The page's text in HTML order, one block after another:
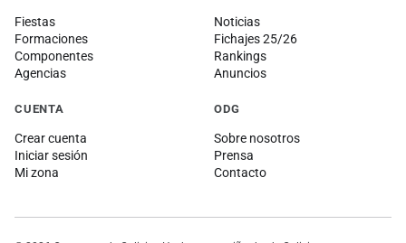
Fiestas
Formaciones
Componentes
Agencias
Noticias
Fichajes 25/26
Rankings
Anuncios
CUENTA
Crear cuenta
Iniciar sesión
Mi zona
ODG
Sobre nosotros
Prensa
Contacto